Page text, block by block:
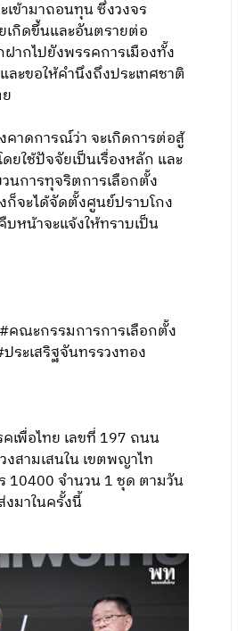
เข้ามาถอนทุน ซึ่งวงจร
เกิดขึ้นและอันตรายต่อ
ฝากไปยังพรรคการเมืองทั้ง
ละขอให้คำนึงถึงประเทศชาติ
คาดการณ์ว่า จะเกิดการต่อสู้
ยใช้ปัจจัยเป็นเรื่องหลัก และ
นการทุจริตการเลือกตั้ง
ก็จะได้จัดตั้งศูนย์ปราบโกง
หน้าจะแจ้งให้ทราบเป็น
คณะกรรมการการเลือกตั้ง
ระเสริฐจันทรรวงทอง
เพื่อไทย เลขที่ 197 ถนน
สามเสนใน เขตพญาไท
10400 จำนวน 1 ชุด ตามวัน
งมาในครั้งนี้